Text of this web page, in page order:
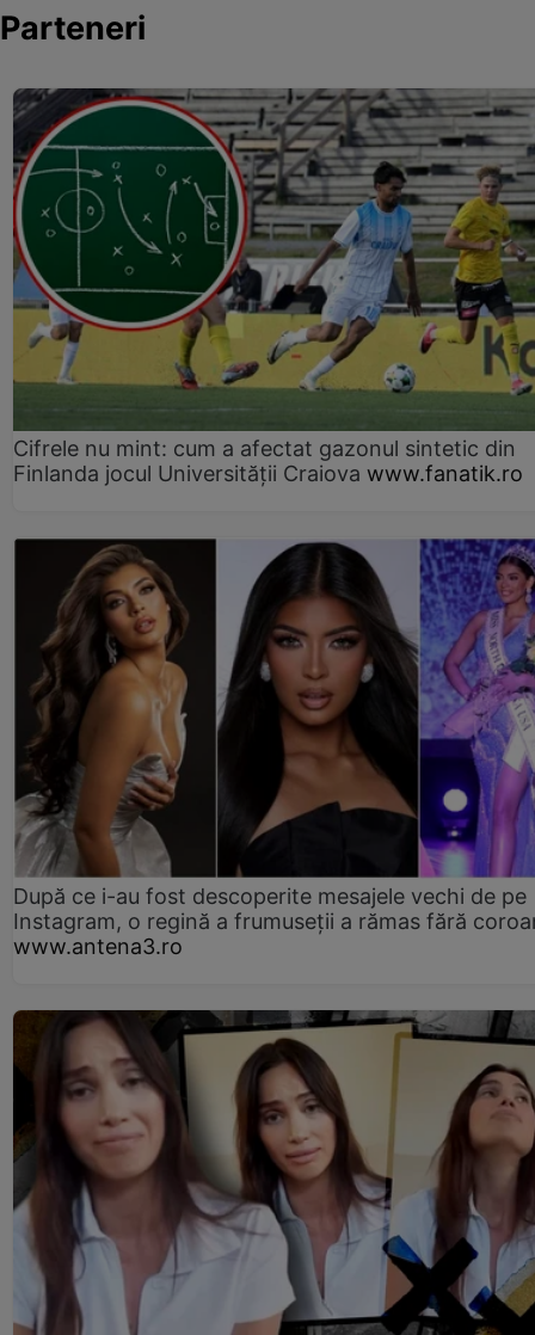
Parteneri
Cifrele nu mint: cum a afectat gazonul sintetic din
Finlanda jocul Universității Craiova www.fanatik.ro
După ce i-au fost descoperite mesajele vechi de pe
Instagram, o regină a frumuseții a rămas fără
www.antena3.ro